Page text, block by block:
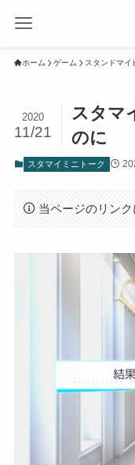
ホーム ゲーム スタンドマイ
スタマ
のに
2020
11/21
スタマイミニトーク
当ページのリンク